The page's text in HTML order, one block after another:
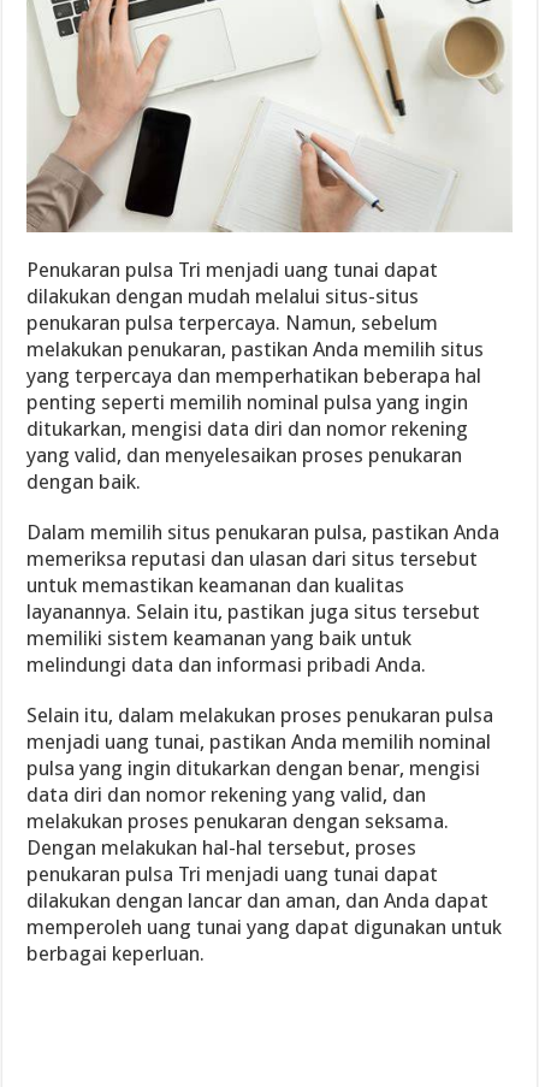
Penukaran pulsa Tri menjadi uang tunai dapat
dilakukan dengan mudah melalui situs-situs
penukaran pulsa terpercaya. Namun, sebelum
melakukan penukaran, pastikan Anda memilih situs
yang terpercaya dan memperhatikan beberapa hal
penting seperti memilih nominal pulsa yang ingin
ditukarkan, mengisi data diri dan nomor rekening
yang valid, dan menyelesaikan proses penukaran
dengan baik.
Dalam memilih situs penukaran pulsa, pastikan Anda
memeriksa reputasi dan ulasan dari situs tersebut
untuk memastikan keamanan dan kualitas
layanannya. Selain itu, pastikan juga situs tersebut
memiliki sistem keamanan yang baik untuk
melindungi data dan informasi pribadi Anda.
Selain itu, dalam melakukan proses penukaran pulsa
menjadi uang tunai, pastikan Anda memilih nominal
pulsa yang ingin ditukarkan dengan benar, mengisi
data diri dan nomor rekening yang valid, dan
melakukan proses penukaran dengan seksama.
Dengan melakukan hal-hal tersebut, proses
penukaran pulsa Tri menjadi uang tunai dapat
dilakukan dengan lancar dan aman, dan Anda dapat
memperoleh uang tunai yang dapat digunakan untuk
berbagai keperluan.